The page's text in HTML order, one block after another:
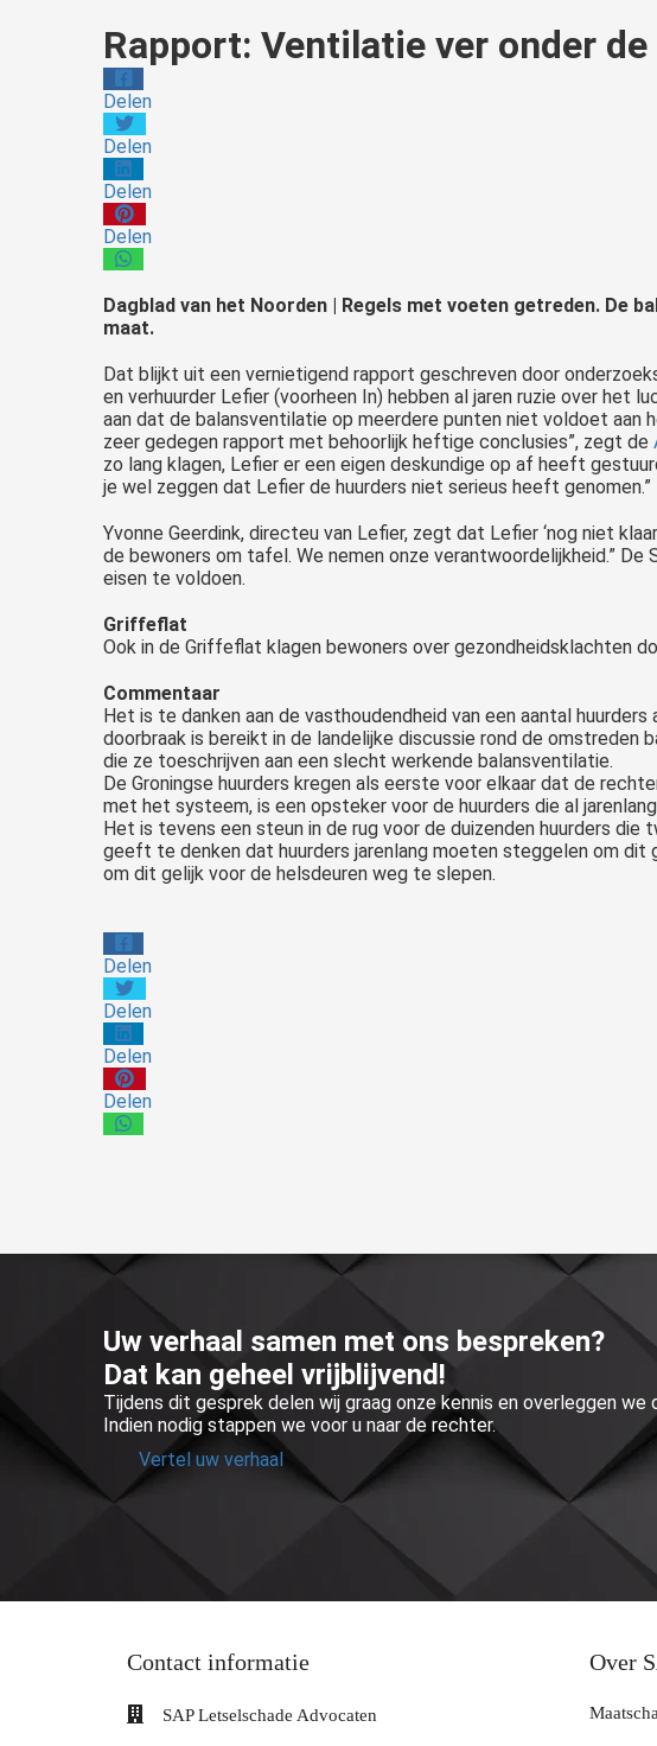
Rapport: Ventilatie ver onder
Delen
Delen
Delen
Delen
Dagblad van het Noorden | Regels met voeten getreden. De
maat.
Dat blijkt uit een vernietigend rapport geschreven door
en verhuurder Lefier (voorheen In) hebben al jaren ruzie over
aan dat de balansventilatie op meerdere punten niet voldoet aan
zeer gedegen rapport met behoorlijk heftige conclusies”, zegt de
zo lang klagen, Lefier er een eigen deskundige op af heeft
je wel zeggen dat Lefier de huurders niet serieus heeft genomen.”
Yvonne Geerdink, directeu van Lefier, zegt dat Lefier ‘nog niet
de bewoners om tafel. We nemen onze verantwoordelijkheid.”
eisen te voldoen.
Griffeflat
Ook in de Griffeflat klagen bewoners over gezondheidsklachten
Commentaar
Het is te danken aan de vasthoudendheid van een aantal
doorbraak is bereikt in de landelijke discussie rond de
die ze toeschrijven aan een slecht werkende balansventilatie.
De Groningse huurders kregen als eerste voor elkaar dat de
met het systeem, is een opsteker voor de huurders die al
Het is tevens een steun in de rug voor de duizenden huurders die
geeft te denken dat huurders jarenlang moeten steggelen om
om dit gelijk voor de helsdeuren weg te slepen.
Delen
Delen
Delen
Delen
Uw verhaal samen met ons bespreken?
Dat kan geheel vrijblijvend!
Tijdens dit gesprek delen wij graag onze kennis en overleggen we
Indien nodig stappen we voor u naar de rechter.
Vertel uw verhaal
Contact informatie
SAP Letselschade Advocaten
Over